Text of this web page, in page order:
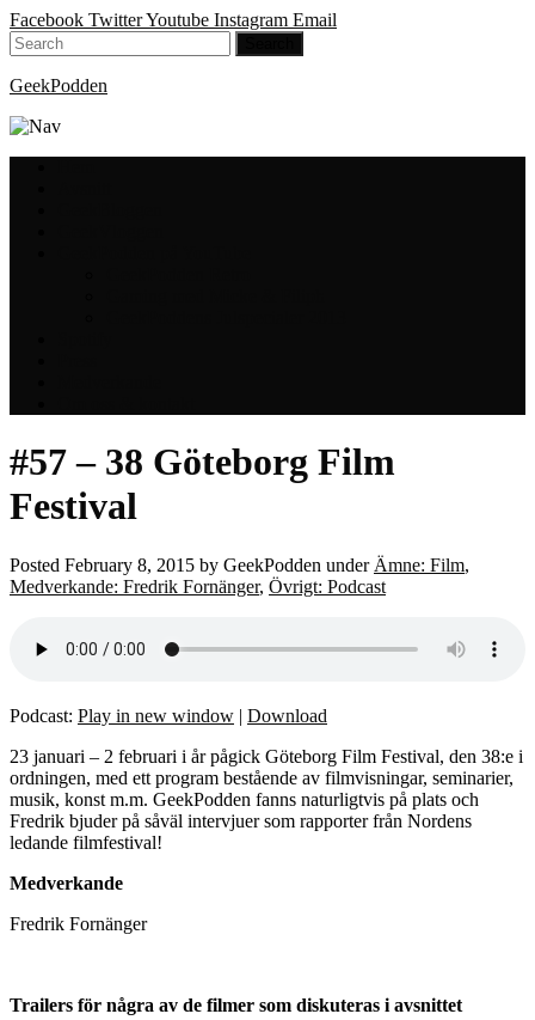
Facebook TwitterYoutube Instagram Email
GeekPodden
#57 – 38 Göteborg Film
Festival
Posted February 8, 2015 by GeekPodden under Ämne: Film,
Medverkande: Fredrik Fornänger, Övrigt: Podcast
Podcast: Play in new window | Download
23 januari – 2 februari i år pågick Göteborg Film Festival, den 38:e i
ordningen, med ett program bestående av filmvisningar, seminarier,
musik, konst m.m. GeekPodden fanns naturligtvis på plats och
Fredrik bjuder på såväl intervjuer som rapporter från Nordens
ledande filmfestival!
Medverkande
Fredrik Fornänger
Trailers för några av de filmer som diskuteras i avsnittet